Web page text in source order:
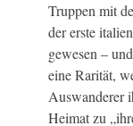
Truppen mit
der erste
gewesen –
eine Rarität,
Auswanderer
Heimat zu